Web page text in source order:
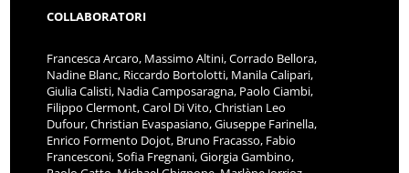
COLLABORATORI
Francesca Arcaro, Massimo Altini, Corrado Bellora,
Nadine Blanc, Riccardo Bortolotti, Manila Calipari,
Giulia Calisti, Nadia Camposaragna, Paolo Ciambi,
Filippo Clermont, Carol Di Vito, Christian Leo
Dufour, Christian Evaspasiano, Giuseppe Farinella,
Enrico Formento Dojot, Bruno Fracasso, Fabio
Francesconi, Sofia Fregnani, Giorgia Gambino,